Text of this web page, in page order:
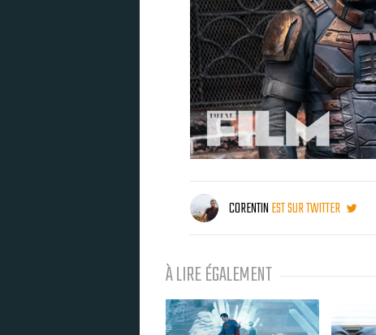
CORENTINEST SUR TWITTER
À LIRE ÉGALEMENT